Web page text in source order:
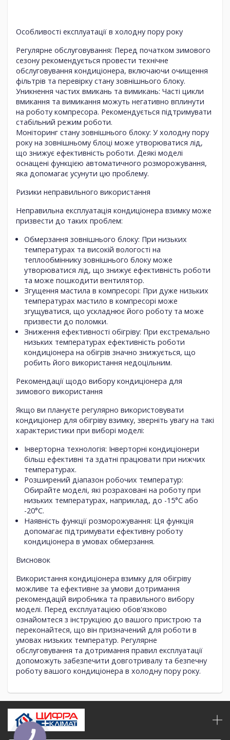
Особливості експлуатації в холодну пору року
Регулярне обслуговування: Перед початком зимового
сезону рекомендується провести технічне
обслуговування кондиціонера, включаючи очищення
фільтрів та перевірку стану зовнішнього блоку.
Уникнення частих вмикань та вимикань: Часті цикли
вмикання та вимикання можуть негативно вплинути
на роботу компресора. Рекомендується підтримувати
стабільний режим роботи.
Моніторинг стану зовнішнього блоку: У холодну пору
року на зовнішньому блоці може утворюватися лід,
що знижує ефективність роботи. Деякі моделі
оснащені функцією автоматичного розморожування,
яка допомагає усунути цю проблему.
Ризики неправильного використання
Неправильна експлуатація кондиціонера взимку може
призвести до таких проблем:
Обмерзання зовнішнього блоку: При низьких
температурах та високій вологості на
теплообміннику зовнішнього блоку може
утворюватися лід, що знижує ефективність роботи
та може пошкодити вентилятор.
Згущення мастила в компресорі: При дуже низьких
температурах мастило в компресорі може
згущуватися, що ускладнює його роботу та може
призвести до поломки.
Зниження ефективності обігріву: При екстремально
низьких температурах ефективність роботи
кондиціонера на обігрів значно знижується, що
робить його використання недоцільним.
Рекомендації щодо вибору кондиціонера для
зимового використання
Якщо ви плануєте регулярно використовувати
кондиціонер для обігріву взимку, зверніть увагу на такі
характеристики при виборі моделі:
Інверторна технологія: Інверторні кондиціонери
більш ефективні та здатні працювати при нижчих
температурах.
Розширений діапазон робочих температур:
Обирайте моделі, які розраховані на роботу при
низьких температурах, наприклад, до -15°C або
-20°C.
Наявність функції розморожування: Ця функція
допомагає підтримувати ефективну роботу
кондиціонера в умовах обмерзання.
Висновок
Використання кондиціонера взимку для обігріву
можливе та ефективне за умови дотримання
рекомендацій виробника та правильного вибору
моделі. Перед експлуатацією обов'язково
ознайомтеся з інструкцією до вашого пристрою та
переконайтеся, що він призначений для роботи в
умовах низьких температур. Регулярне
обслуговування та дотримання правил експлуатації
допоможуть забезпечити довготривалу та безпечну
роботу вашого кондиціонера в холодну пору року.
КНОПКА